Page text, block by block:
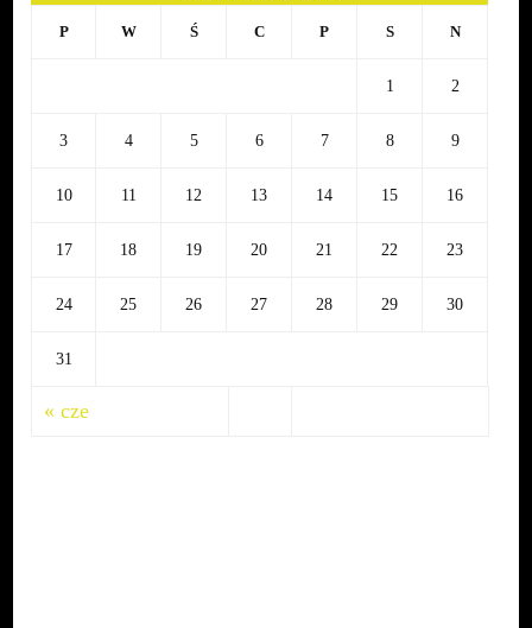
P W Ś C P S N
1 2
3 4 5 6 7 8 9
10 11 12 13 14 15 16
17 18 19 20 21 22 23
24 25 26 27 28 29 30
31
« cze